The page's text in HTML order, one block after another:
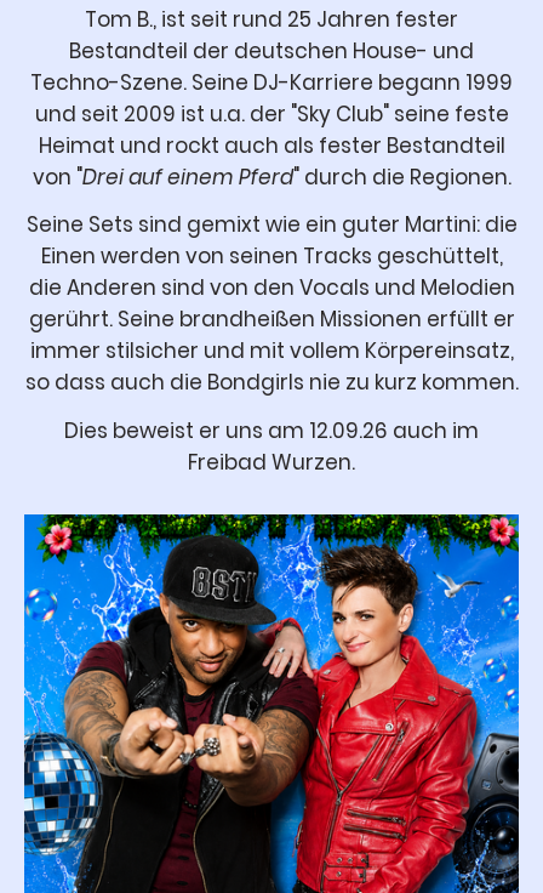
Tom B., ist seit rund 25 Jahren fester
Bestandteil der deutschen House- und
Techno-Szene. Seine DJ-Karriere begann 1999
und seit 2009 ist u.a. der "Sky Club" seine feste
Heimat und rockt auch als fester Bestandteil
von "Drei auf einem Pferd" durch die Regionen.
Seine Sets sind gemixt wie ein guter Martini: die
Einen werden von seinen Tracks geschüttelt,
die Anderen sind von den Vocals und Melodien
gerührt. Seine brandheißen Missionen erfüllt er
immer stilsicher und mit vollem Körpereinsatz,
so dass auch die Bondgirls nie zu kurz kommen.
Dies beweist er uns am 12.09.26 auch im
Freibad Wurzen.